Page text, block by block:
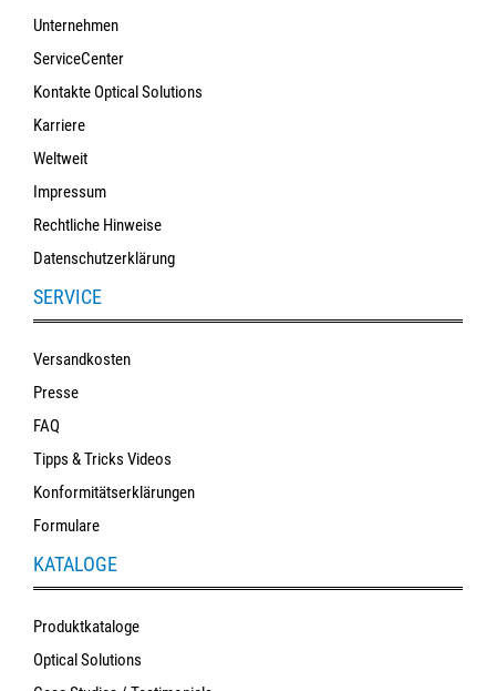
Unternehmen
ServiceCenter
Kontakte Optical Solutions
Karriere
Weltweit
Impressum
Rechtliche Hinweise
Datenschutzerklärung
SERVICE
Versandkosten
Presse
FAQ
Tipps & Tricks Videos
Konformitätserklärungen
Formulare
KATALOGE
Produktkataloge
Optical Solutions